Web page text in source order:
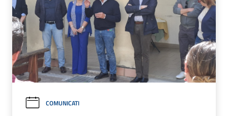
COMUNICATI